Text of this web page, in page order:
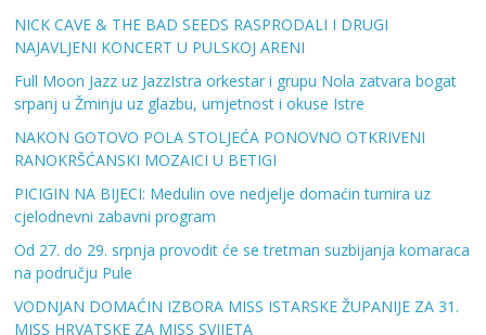
NICK CAVE & THE BAD SEEDS RASPRODALI I DRUGI
NAJAVLJENI KONCERT U PULSKOJ ARENI
Full Moon Jazz uz JazzIstra orkestar i grupu Nola zatvara bogat
srpanj u Žminju uz glazbu, umjetnost i okuse Istre
NAKON GOTOVO POLA STOLJEĆA PONOVNO OTKRIVENI
RANOKRŠĆANSKI MOZAICI U BETIGI
PICIGIN NA BIJECI: Medulin ove nedjelje domaćin turnira uz
cjelodnevni zabavni program
Od 27. do 29. srpnja provodit će se tretman suzbijanja komaraca
na području Pule
VODNJAN DOMAĆIN IZBORA MISS ISTARSKE ŽUPANIJE ZA 31.
MISS HRVATSKE ZA MISS SVIJETA